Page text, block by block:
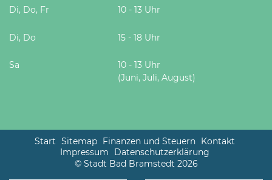
Di, Do, Fr 10 - 13 Uhr
Di, Do 15 - 18 Uhr
Sa
10 - 13 Uhr
(Juni, Juli, August)
Start Sitemap Finanzen und Steuern Kontakt
Impressum
Datenschutzerklärung
© Stadt Bad Bramstedt 2026